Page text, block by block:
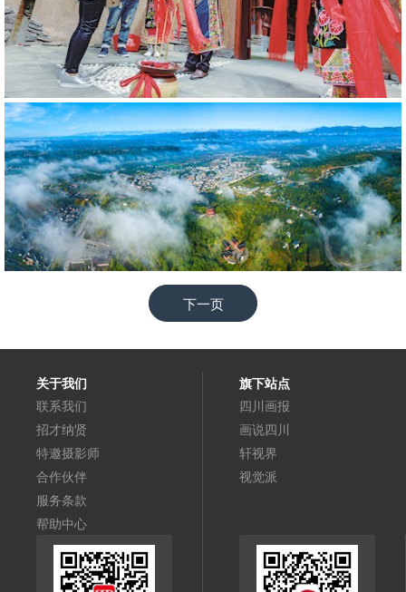
RM 564574
下一页
关于我们
联系我们
招才纳贤
特邀摄影师
合作伙伴
服务条款
帮助中心
旗下站点
四川画报
画说四川
轩视界
视觉派